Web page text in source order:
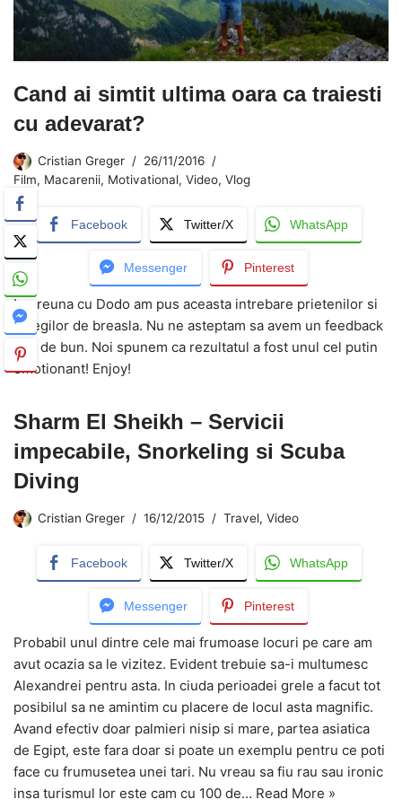
Cand ai simtit ultima oara ca traiesti
cu adevarat?
Cristian Greger
26/11/2016
Film, Macarenii, Motivational, Video, Vlog
Facebook Twitter/X WhatsApp
Messenger Pinterest
Impreuna cu Dodo am pus aceasta intrebare prietenilor si
colegilor de breasla. Nu ne asteptam sa avem un feedback
atat de bun. Noi spunem ca rezultatul a fost unul cel putin
emotionant! Enjoy!
Sharm El Sheikh – Servicii
impecabile, Snorkeling si Scuba
Diving
Cristian Greger 16/12/2015 Travel, Video
Facebook Twitter/X WhatsApp
Messenger Pinterest
Probabil unul dintre cele mai frumoase locuri pe care am
avut ocazia sa le vizitez. Evident trebuie sa-i multumesc
Alexandrei pentru asta. In ciuda perioadei grele a facut tot
posibilul sa ne amintim cu placere de locul asta magnific.
Avand efectiv doar palmieri nisip si mare, partea asiatica
de Egipt, este fara doar si poate un exemplu pentru ce poti
face cu frumusetea unei tari. Nu vreau sa fiu rau sau ironic
insa turismul lor este cam cu 100 de… Read More »